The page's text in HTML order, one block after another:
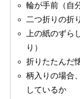
輪が手前（自
二つ折りの折
上の紙のずら
り）
折りたたんだ
柄入りの場合
しているか